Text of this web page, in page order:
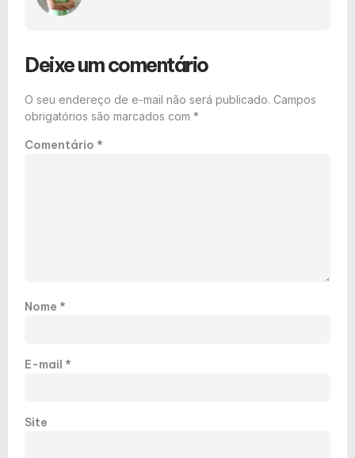
Deixe um comentário
O seu endereço de e-mail não será publicado. Campos
obrigatórios são marcados com *
Comentário *
Nome *
E-mail *
Site